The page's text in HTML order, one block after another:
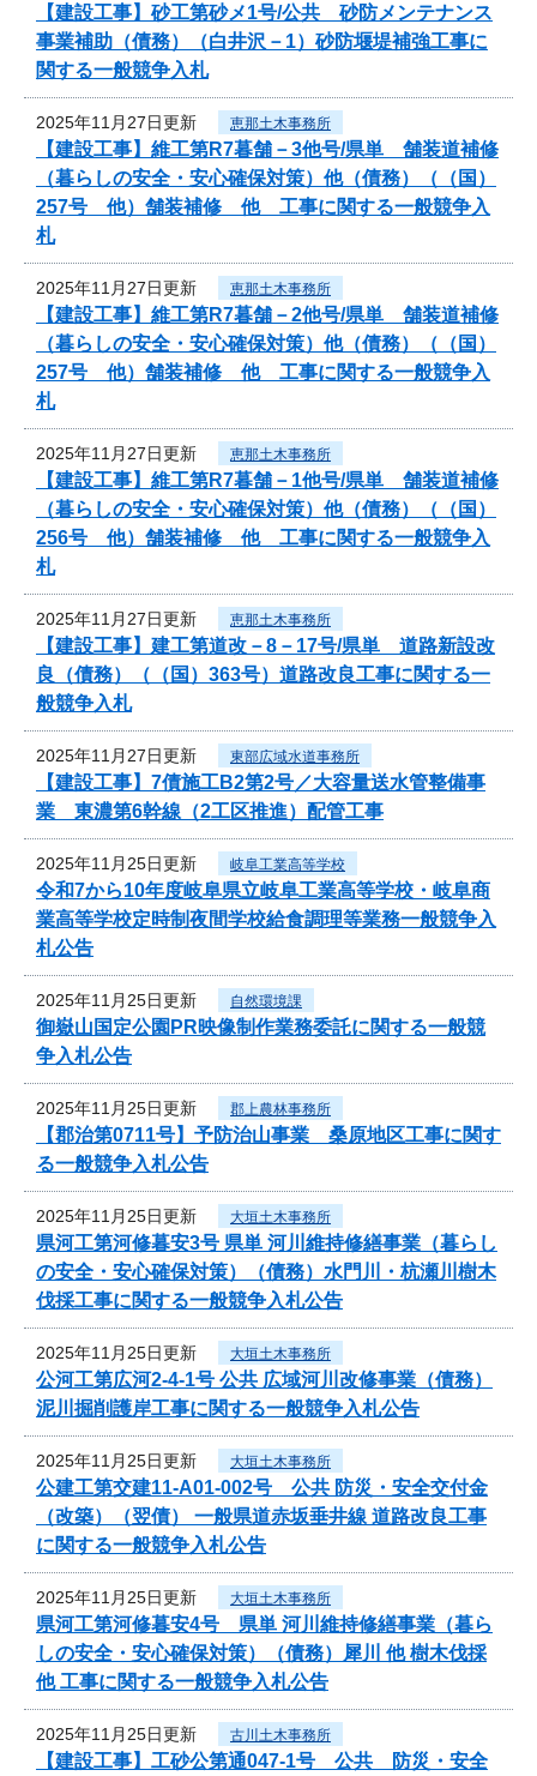
【建設工事】砂工第砂メ1号/公共 砂防メンテナンス
事業補助（債務）（白井沢－1）砂防堰堤補強工事に
関する一般競争入札
2025年11月27日更新 恵那土木事務所
【建設工事】維工第R7暮舗－3他号/県単 舗装道補修
（暮らしの安全・安心確保対策）他（債務）（（国）
257号 他）舗装補修 他 工事に関する一般競争入
札
2025年11月27日更新 恵那土木事務所
【建設工事】維工第R7暮舗－2他号/県単 舗装道補修
（暮らしの安全・安心確保対策）他（債務）（（国）
257号 他）舗装補修 他 工事に関する一般競争入
札
2025年11月27日更新 恵那土木事務所
【建設工事】維工第R7暮舗－1他号/県単 舗装道補修
（暮らしの安全・安心確保対策）他（債務）（（国）
256号 他）舗装補修 他 工事に関する一般競争入
札
2025年11月27日更新 恵那土木事務所
【建設工事】建工第道改－8－17号/県単 道路新設改
良（債務）（（国）363号）道路改良工事に関する一
般競争入札
2025年11月27日更新 東部広域水道事務所
【建設工事】7債施工B2第2号／大容量送水管整備事
業 東濃第6幹線（2工区推進）配管工事
2025年11月25日更新 岐阜工業高等学校
令和7から10年度岐阜県立岐阜工業高等学校・岐阜商
業高等学校定時制夜間学校給食調理等業務一般競争入
札公告
2025年11月25日更新 自然環境課
御嶽山国定公園PR映像制作業務委託に関する一般競
争入札公告
2025年11月25日更新 郡上農林事務所
【郡治第0711号】予防治山事業 桑原地区工事に関す
る一般競争入札公告
2025年11月25日更新 大垣土木事務所
県河工第河修暮安3号 県単 河川維持修繕事業（暮らし
の安全・安心確保対策）（債務）水門川・杭瀬川樹木
伐採工事に関する一般競争入札公告
2025年11月25日更新 大垣土木事務所
公河工第広河2-4-1号 公共 広域河川改修事業（債務）
泥川掘削護岸工事に関する一般競争入札公告
2025年11月25日更新 大垣土木事務所
公建工第交建11-A01-002号 公共 防災・安全交付金
（改築）（翌債） 一般県道赤坂垂井線 道路改良工事
に関する一般競争入札公告
2025年11月25日更新 大垣土木事務所
県河工第河修暮安4号 県単 河川維持修繕事業（暮ら
しの安全・安心確保対策）（債務）犀川 他 樹木伐採
他 工事に関する一般競争入札公告
2025年11月25日更新 古川土木事務所
【建設工事】工砂公第通047-1号 公共 防災・安全